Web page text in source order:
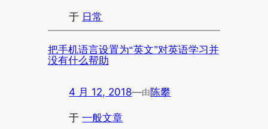
于 日常
把手机语言设置为“英文”对英语学习并
没有什么帮助
4 月 12, 2018—由陈攀
于一般文章